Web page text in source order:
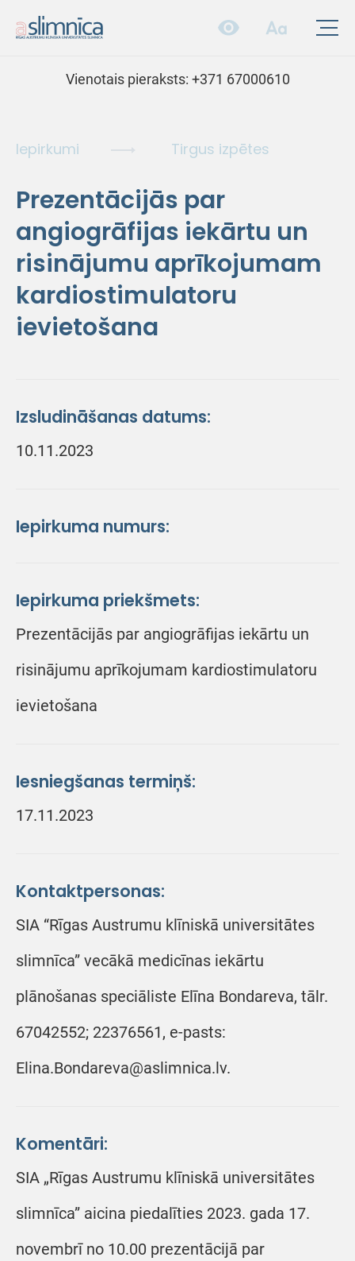
Vienotais pieraksts: +371 67000610
Iepirkumi Tirgus izpētes
Prezentācijās par
angiogrāfijas iekārtu un
risinājumu aprīkojumam
kardiostimulatoru
ievietošana
Izsludināšanas datums:
10.11.2023
Iepirkuma numurs:
Iepirkuma priekšmets:
Prezentācijās par angiogrāfijas iekārtu un
risinājumu aprīkojumam kardiostimulatoru
ievietošana
Iesniegšanas termiņš:
17.11.2023
Kontaktpersonas:
SIA “Rīgas Austrumu klīniskā universitātes
slimnīca” vecākā medicīnas iekārtu
plānošanas speciāliste Elīna Bondareva, tālr.
67042552; 22376561, e-pasts:
Elina.Bondareva@aslimnica.lv.
Komentāri:
SIA „Rīgas Austrumu klīniskā universitātes
slimnīca” aicina piedalīties 2023. gada 17.
novembrī no 10.00 prezentācijā par